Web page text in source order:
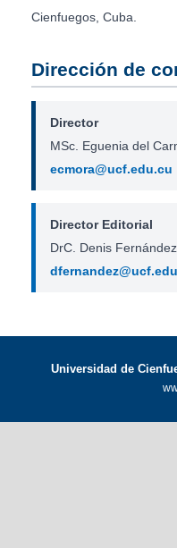
Cienfuegos, Cuba.
Dirección de
Director
MSc. Eguenia del
ecmora@ucf.edu.cu
Director Editorial
DrC. Denis
Universidad de